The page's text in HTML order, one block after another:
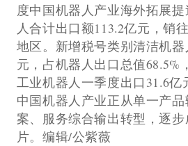
度中国机器人产业海外拓展
人合计出口额113.2亿元，销
地区。新增税号类别清洁机
元，占机器人出口总值68.5%
工业机器人一季度出口31.6亿
中国机器人产业正从单一产
案、服务综合输出转型，逐
片。编辑/公紫薇